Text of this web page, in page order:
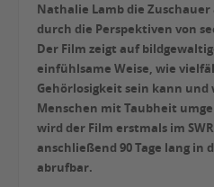
Nathalie Lamb die Zuschauer
durch die Perspektiven von
Der Film zeigt auf
einfühlsame Weise, wie
Gehörlosigkeit sein kann
Menschen mit Taubheit
wird der Film erstmals im
anschließend 90 Tage lang in
abrufbar.